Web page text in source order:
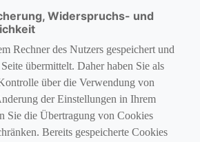
Widerspruchs- und
Rechner des Nutzers gespeichert und
übermittelt. Daher haben Sie als
über die Verwendung von
der Einstellungen in Ihrem
Sie die Übertragung von Cookies
Bereits gespeicherte Cookies